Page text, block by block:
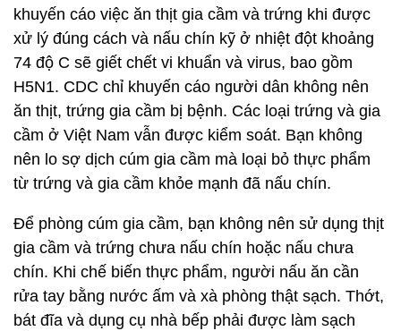
khuyến cáo việc ăn thịt gia cầm và trứng khi được
xử lý đúng cách và nấu chín kỹ ở nhiệt đột khoảng
74 độ C sẽ giết chết vi khuẩn và virus, bao gồm
H5N1. CDC chỉ khuyến cáo người dân không nên
ăn thịt, trứng gia cầm bị bệnh. Các loại trứng và gia
cầm ở Việt Nam vẫn được kiểm soát. Bạn không
nên lo sợ dịch cúm gia cầm mà loại bỏ thực phẩm
từ trứng và gia cầm khỏe mạnh đã nấu chín.
Để phòng cúm gia cầm, bạn không nên sử dụng thịt
gia cầm và trứng chưa nấu chín hoặc nấu chưa
chín. Khi chế biến thực phẩm, người nấu ăn cần
rửa tay bằng nước ấm và xà phòng thật sạch. Thớt,
bát đĩa và dụng cụ nhà bếp phải được làm sạch